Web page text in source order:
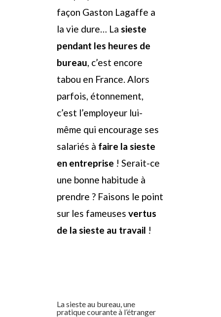
façon Gaston Lagaffe a
la vie dure… La sieste
pendant les heures de
bureau, c’est encore
tabou en France. Alors
parfois, étonnement,
c’est l’employeur lui-
même qui encourage ses
salariés à faire la sieste
en entreprise ! Serait-ce
une bonne habitude à
prendre ? Faisons le point
sur les fameuses vertus
de la sieste au travail !
La sieste au bureau, une
pratique courante à l’étranger